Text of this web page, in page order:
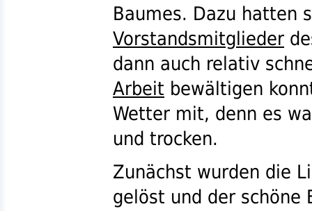
Baumes. Dazu hatten
Vorstandsmitglieder
dann auch relativ
Arbeit bewältigen
Wetter mit, denn es
und trocken.
Zunächst wurden die
gelöst und der schöne